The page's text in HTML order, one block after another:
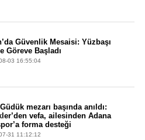
Güvenlik Mesaisi: Yüzbaşı
Göreve Başladı
03 16:55:04
mezarı başında anıldı:
vefa, ailesinden Adana
forma desteği
31 11:12:12